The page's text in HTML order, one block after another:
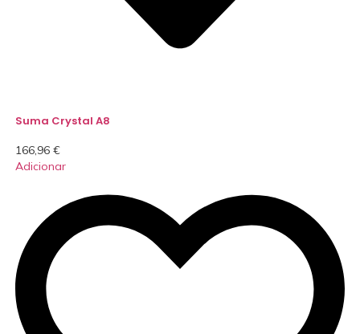
Suma Crystal A8
166,96 €
Adicionar